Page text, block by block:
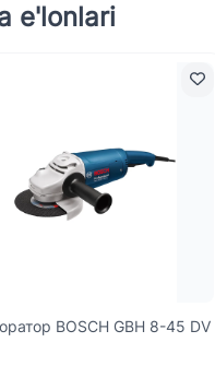
e'lonlari
BOSCH GBH 8-45 DV